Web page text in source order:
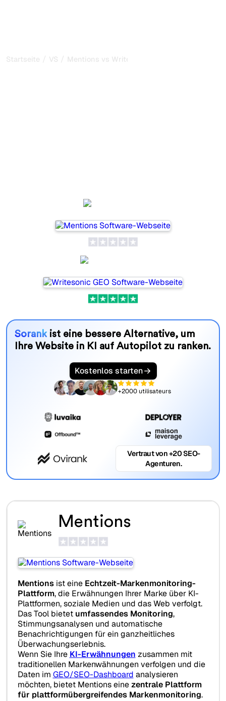
Startseite / VS / Mentions vs Writesonic
Sorankist eine bessere Alternative, um
Ihre Website in KI auf Autopilot zu ranken.
Kostenlos starten
+2000 utilisateurs
Vertraut von +20 SEO-
Agenturen.
Mentions
Mentionsist eine Echtzeit-Markenmonitoring-
Plattform, die Erwähnungen Ihrer Marke über KI-
Plattformen, soziale Medien und das Web verfolgt.
Das Tool bietet umfassendes Monitoring,
Stimmungsanalysen und automatische
Benachrichtigungen für ein ganzheitliches
Überwachungserlebnis.
Wenn Sie Ihre KI-Erwähnungen zusammen mit
traditionellen Markenwähnungen verfolgen und die
Daten im GEO/SEO-Dashboard analysieren
möchten, bietet Mentions einezentrale Plattform
für plattformübergreifendes Markenmonitoring.